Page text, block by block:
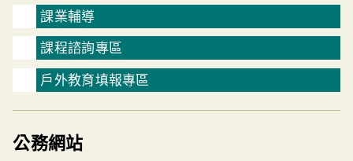
課業輔導
課程諮詢專區
戶外教育填報專區
公務網站